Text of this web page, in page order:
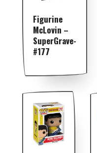
Figurine
McLovin –
SuperGrave-
#177